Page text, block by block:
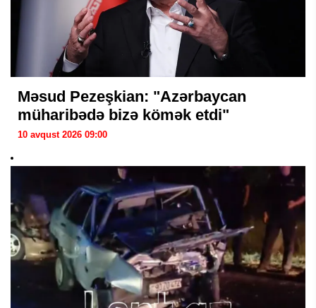
Məsud Pezeşkian: "Azərbaycan
müharibədə bizə kömək etdi"
10 avqust 2026 09:00